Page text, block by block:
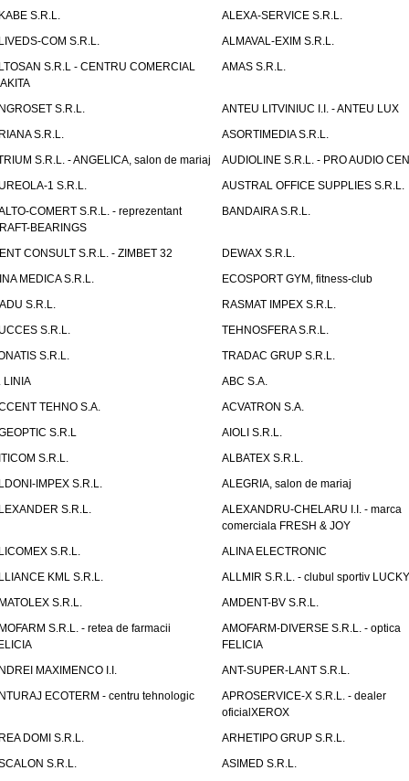
S.R.L.
ALEXA-SERVICE S.R.L.
COM S.R.L.
ALMAVAL-EXIM S.R.L.
S.R.L - CENTRU COMERCIAL
AMAS S.R.L.
S.R.L.
ANTEU LITVINIUC I.I. - ANTEU LUX
S.R.L.
ASORTIMEDIA S.R.L.
S.R.L. - ANGELICA, salon de mariaj
AUDIOLINE S.R.L. - PRO AUDIO
1 S.R.L.
AUSTRAL OFFICE SUPPLIES S.R.L.
COMERT S.R.L. - reprezentant
BEARINGS
BANDAIRA S.R.L.
CONSULT S.R.L. - ZIMBET 32
DEWAX S.R.L.
MEDICA S.R.L.
ECOSPORT GYM, fitness-club
S.R.L.
RASMAT IMPEX S.R.L.
S.R.L.
TEHNOSFERA S.R.L.
S.R.L.
TRADAC GRUP S.R.L.
LINIA
ABC S.A.
TEHNO S.A.
ACVATRON S.A.
S.R.L
AIOLI S.R.L.
S.R.L.
ALBATEX S.R.L.
IMPEX S.R.L.
ALEGRIA, salon de mariaj
S.R.L.
ALEXANDRU-CHELARU I.I. - marca
comerciala FRESH & JOY
S.R.L.
ALINA ELECTRONIC
KML S.R.L.
ALLMIR S.R.L. - clubul sportiv
S.R.L.
AMDENT-BV S.R.L.
S.R.L. - retea de farmacii
AMOFARM-DIVERSE S.R.L. - optica
FELICIA
MAXIMENCO I.I.
ANT-SUPER-LANT S.R.L.
ECOTERM - centru tehnologic
APROSERVICE-X S.R.L. - dealer
oficialXEROX
DOMI S.R.L.
ARHETIPO GRUP S.R.L.
S.R.L.
ASIMED S.R.L.